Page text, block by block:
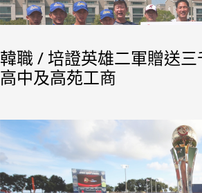
韓職 / 培證英雄二軍贈送
高中及高苑工商